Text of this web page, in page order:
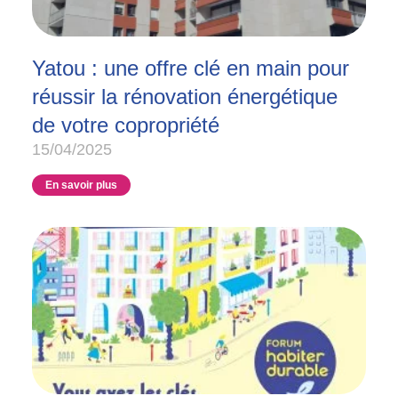
Yatou : une offre clé en main pour
réussir la rénovation énergétique
de votre copropriété
15/04/2025
En savoir plus